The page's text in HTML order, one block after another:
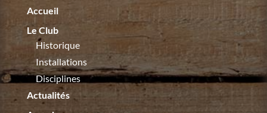
Accueil
Le Club
Historique
Installations
Disciplines
Actualités